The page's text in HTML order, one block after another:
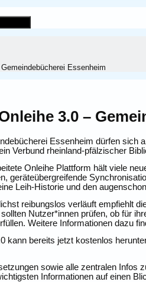
Essenheim
3.0 –
Essenheim dürfen sich
Verbund rheinland-pfälzischer
Onleihe Plattform hält viele
geräteübergreifende
Leih-Historie und den
reibungslos verläuft empfiehlt
Nutzer*innen prüfen, ob für
Weitere Informationen dazu
kann bereits jetzt kostenlos
sowie alle zentralen Infos
Informationen auf einen